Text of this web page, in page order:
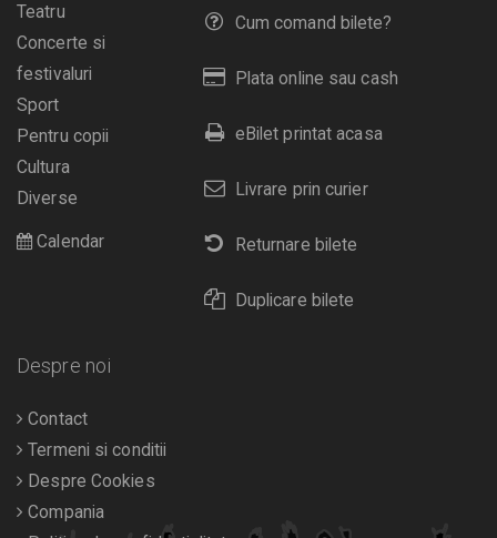
Cum comand bilete?
Plata online sau cash
eBilet printat acasa
Livrare prin curier
Returnare bilete
Duplicare bilete
Teatru
Concerte si
festivaluri
Sport
Pentru copii
Cultura
Diverse
Calendar
Despre noi
Contact
Termeni si conditii
Despre Cookies
Compania